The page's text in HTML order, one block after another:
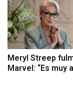
Meryl Streep
Marvel: “Es muy